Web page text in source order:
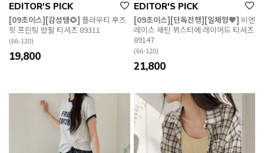
EDITOR'S PICK
[09초이스][감성템🌻] 플라우티 루즈
핏 프린팅 반팔 티셔츠 89311
(66-120)
19,800
EDITOR'S PICK
[09초이스][단독진행][일체형🖤] 비엔
레이스 새틴 뷔스티에 레이어드 티셔츠
89147
(66-120)
21,800